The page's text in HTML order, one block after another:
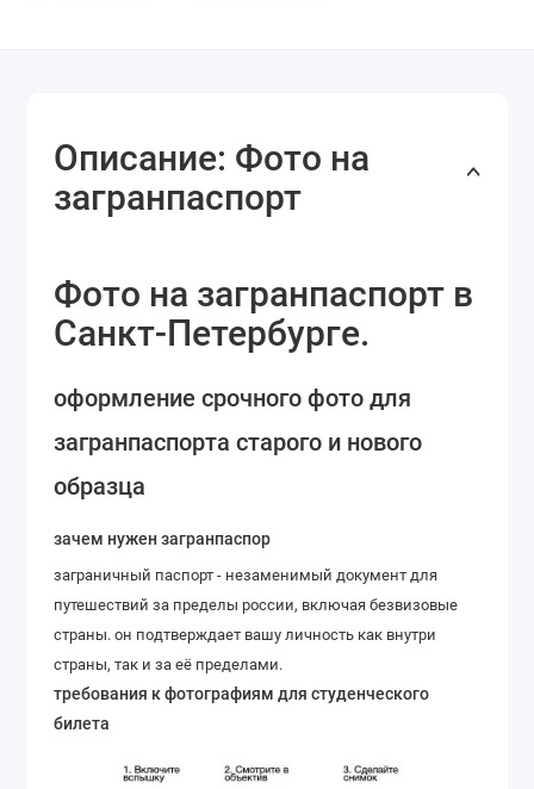
Описание: Фото на
загранпаспорт
Фото на загранпаспорт в
Санкт-Петербурге.
оформление срочного фото для
загранпаспорта старого и нового
образца
зачем нужен загранпаспор
заграничный паспорт - незаменимый документ для
путешествий за пределы россии, включая безвизовые
страны. он подтверждает вашу личность как внутри
страны, так и за её пределами.
требования к фотографиям для студенческого
билета